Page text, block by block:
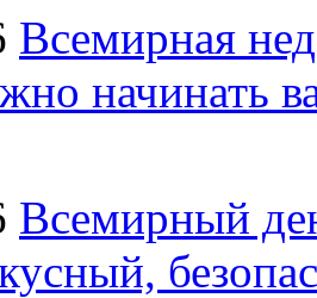
Всемирная
начинать
Всемирный